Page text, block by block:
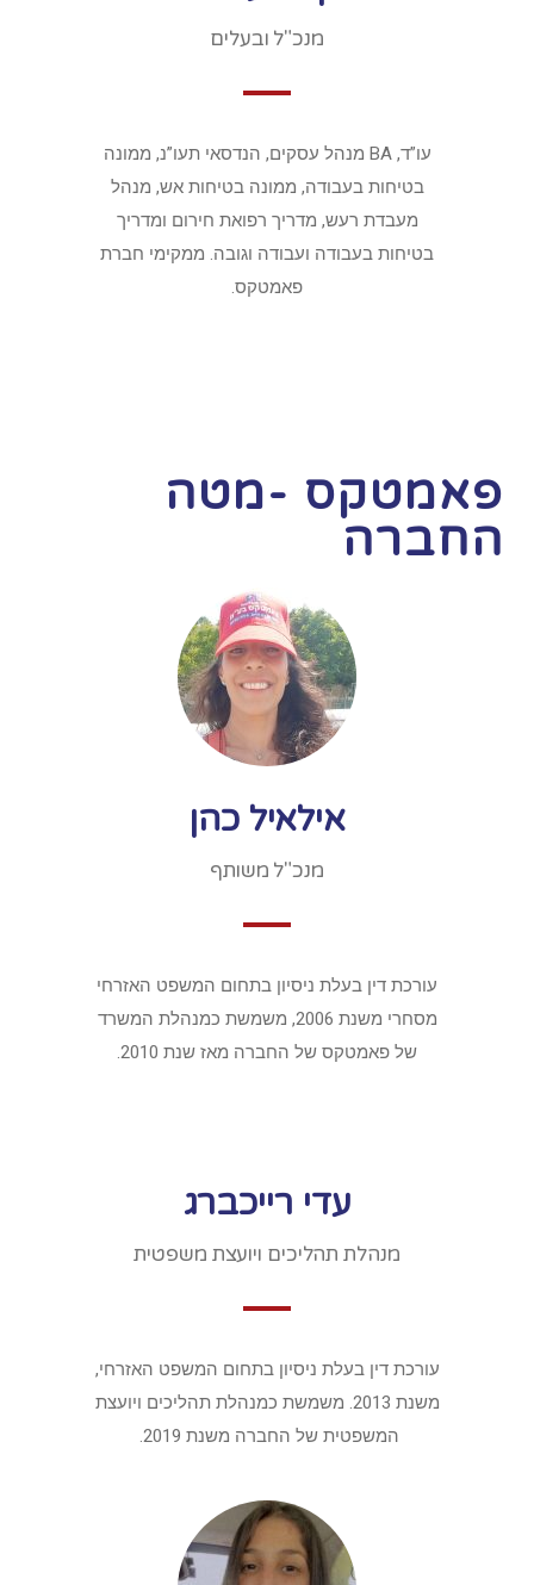
מנכ"ל ובעלים
עו”ד, BA מנהל עסקים, הנדסאי תעו”נ, ממונה
בטיחות בעבודה, ממונה בטיחות אש, מנהל
מעבדת רעש, מדריך רפואת חירום ומדריך
בטיחות בעבודה ועבודה וגובה. ממקימי חברת
פאמטקס.
פאמטקס -מטה
החברה
אילאיל כהן
מנכ"ל משותף
עורכת דין בעלת ניסיון בתחום המשפט האזרחי
מסחרי משנת 2006, משמשת כמנהלת המשרד
של פאמטקס של החברה מאז שנת 2010.
עדי רייכברג
מנהלת תהליכים ויועצת משפטית
עורכת דין בעלת ניסיון בתחום המשפט האזרחי,
משנת 2013. משמשת כמנהלת תהליכים ויועצת
המשפטית של החברה משנת 2019.